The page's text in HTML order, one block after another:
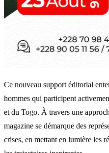
Ce nouveau support éditorial
hommes qui participent
et du Togo. À travers une
magazine se démarque des
crises, en mettant en lumière les